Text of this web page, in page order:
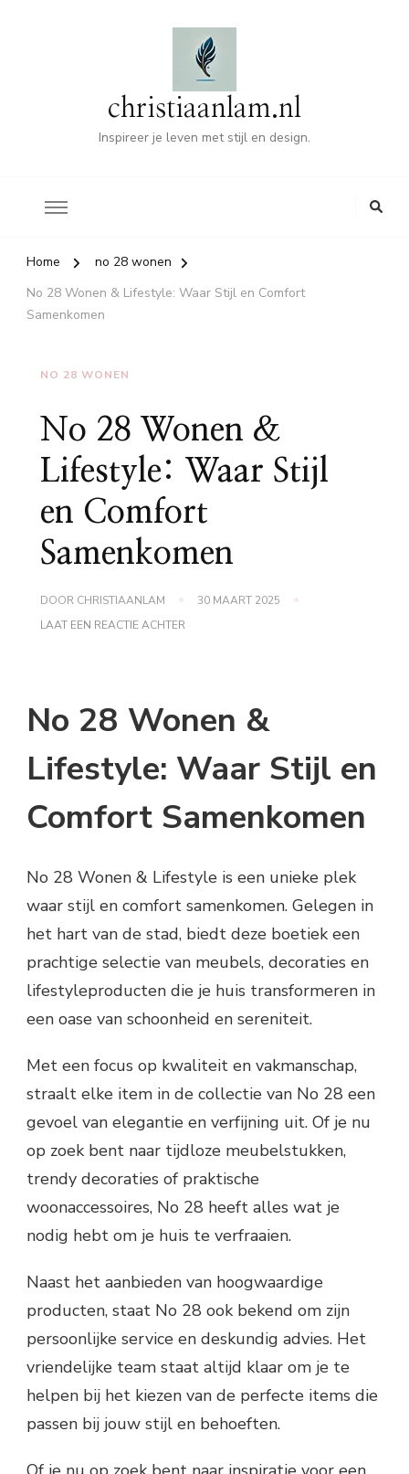
christiaanlam.nl
Inspireer je leven met stijl en design.
Home
no 28 wonen
No 28 Wonen & Lifestyle: Waar Stijl en Comfort
Samenkomen
NO 28 WONEN
No 28 Wonen &
Lifestyle: Waar Stijl
en Comfort
Samenkomen
DOOR CHRISTIAANLAM
30 MAART 2025
LAAT EEN REACTIE ACHTER
WAAR
STIJL
COMFORT
SAMENKOMEN
No 28 Wonen &
Lifestyle: Waar Stijl en
Comfort Samenkomen
No 28 Wonen & Lifestyle is een unieke plek
waar stijl en comfort samenkomen. Gelegen in
het hart van de stad, biedt deze boetiek een
prachtige selectie van meubels, decoraties en
lifestyleproducten die je huis transformeren in
een oase van schoonheid en sereniteit.
Met een focus op kwaliteit en vakmanschap,
straalt elke item in de collectie van No 28 een
gevoel van elegantie en verfijning uit. Of je nu
op zoek bent naar tijdloze meubelstukken,
trendy decoraties of praktische
woonaccessoires, No 28 heeft alles wat je
nodig hebt om je huis te verfraaien.
Naast het aanbieden van hoogwaardige
producten, staat No 28 ook bekend om zijn
persoonlijke service en deskundig advies. Het
vriendelijke team staat altijd klaar om je te
helpen bij het kiezen van de perfecte items die
passen bij jouw stijl en behoeften.